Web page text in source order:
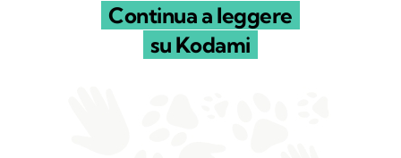
Continua a leggere
su Kodami